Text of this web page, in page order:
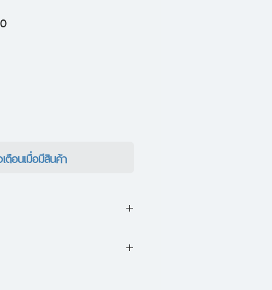
ราคา
ตือนเมื่อมีสินค้า
ชิญกับวิกฤตขาดแคลน
ต่างๆ ซึ่งครั้งหนึ่งเคยเป็นของ
ป็นสิ่งผิดกฎหมาย รวมถึง
ม่แพ้ช็อกโกแลตมีเสน่ห์ดึงดูด